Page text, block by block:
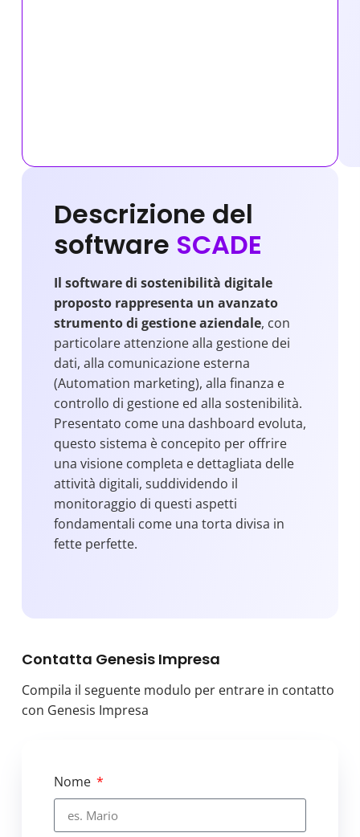
Descrizione del
software SCADE
Il software di sostenibilità digitale
proposto rappresenta un avanzato
strumento di gestione aziendale, con
particolare attenzione alla gestione dei
dati, alla comunicazione esterna
(Automation marketing), alla finanza e
controllo di gestione ed alla sostenibilità.
Presentato come una dashboard evoluta,
questo sistema è concepito per offrire
una visione completa e dettagliata delle
attività digitali, suddividendo il
monitoraggio di questi aspetti
fondamentali come una torta divisa in
fette perfette.
approfondite dei canali social, delle
campagne pubblicitarie e della
reputazione online complessiva.
tools dedicati.
La seconda fetta riguarda la gestione
interna, fornendo strumenti avanzati
Contatta Genesis Impresa
Compila il seguente modulo per entrare in contatto
con Genesis Impresa
Nome